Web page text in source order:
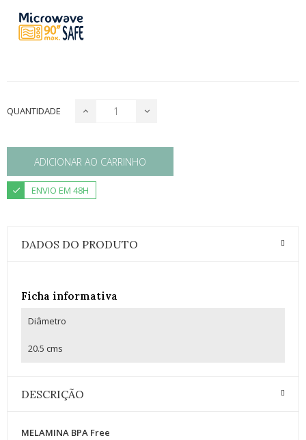
QUANTIDADE
ADICIONAR AO CARRINHO
ENVIO EM 48H
DADOS DO PRODUTO
Ficha informativa
Diâmetro
20.5 cms
DESCRIÇÃO
MELAMINA BPA Free